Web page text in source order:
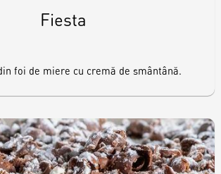
Fiesta
foi de miere cu cremă de smântână.